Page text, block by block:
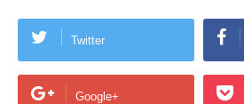
Twitter
Google+